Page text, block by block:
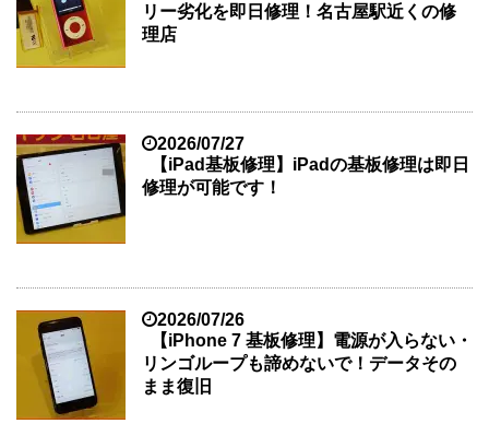
リー劣化を即日修理！名古屋駅近くの修
理店
2026/07/27
【iPad基板修理】iPadの基板修理は即日
修理が可能です！
2026/07/26
【iPhone 7 基板修理】電源が入らない・
リンゴループも諦めないで！データその
まま復旧